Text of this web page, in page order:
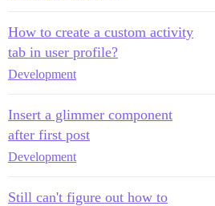
How to create a custom activity
tab in user profile?
Development
Insert a glimmer component
after first post
Development
Still can't figure out how to